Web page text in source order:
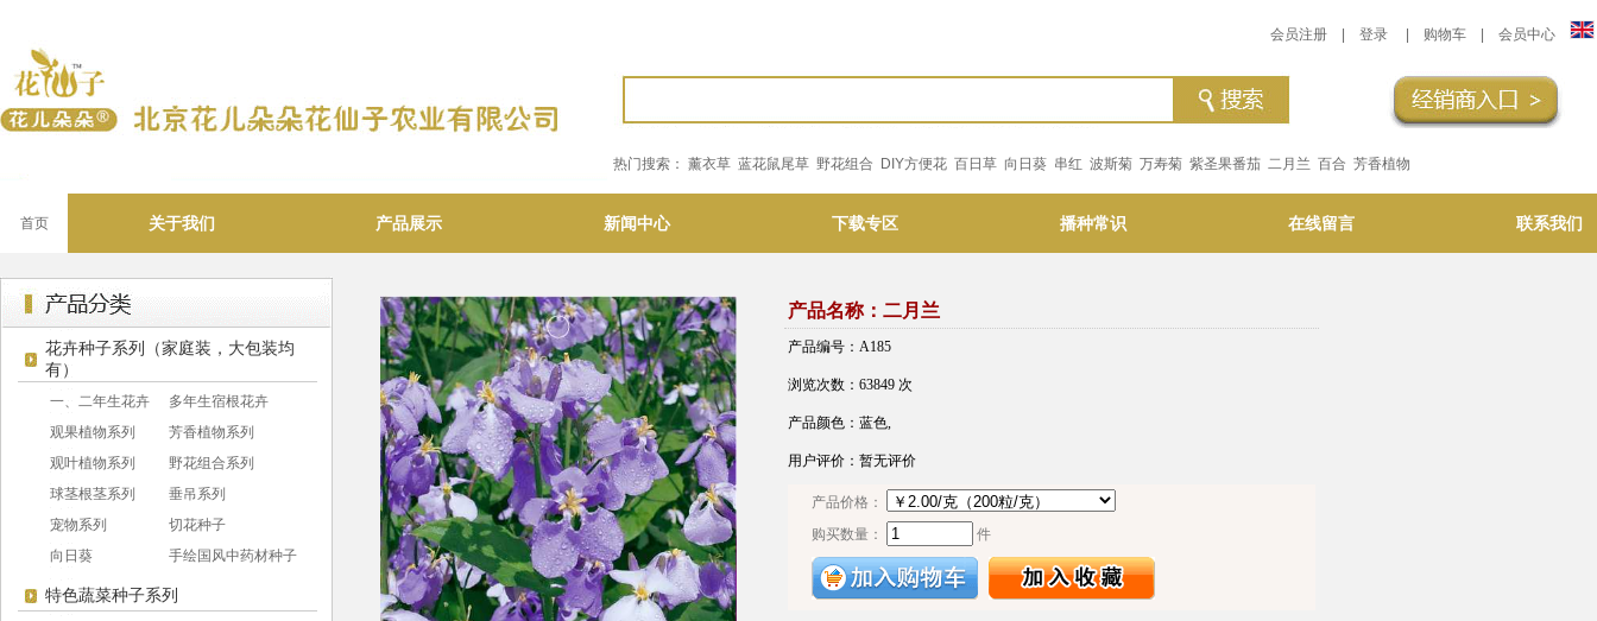
会员注册 登录 购物车 会员中心
热门搜索： 薰衣草 蓝花鼠尾草 野花组合 DIY方便花 百日草 向日葵 串红 波斯菊 万寿菊 紫圣果番茄 二月兰 百合 芳香植物
首页 关于我们 产品展示 新闻中心 下载专区 播种常识 在线留言 联系我们
花卉种子系列（家庭装，大包装均
有）
一、二年生花卉
多年生宿根花卉
观果植物系列
芳香植物系列
观叶植物系列
野花组合系列
球茎根茎系列
垂吊系列
宠物系列
切花种子
向日葵
手绘国风中药材种子
特色蔬菜种子系列
产品名称：二月兰
产品编号：A185
浏览次数：63849 次
产品颜色：蓝色,
用户评价：暂无评价
产品价格：
购买数量：
件